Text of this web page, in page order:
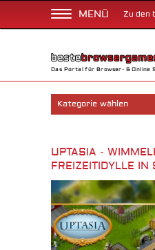
MENÜ Zu den
Das Portal für Browser- & Online
Kategorie wählen
UPTASIA -
FREIZEITIDYLLE IN